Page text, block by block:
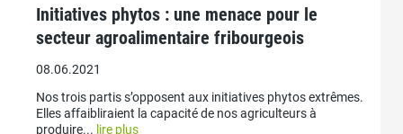
Initiatives phytos : une menace pour le
secteur agroalimentaire fribourgeois
08.06.2021
Nos trois partis s’opposent aux initiatives phytos extrêmes.
Elles affaibliraient la capacité de nos agriculteurs à
produire... lire plus